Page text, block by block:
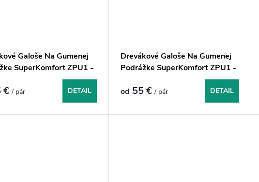
Galoše Na Gumenej
SuperKomfort ZPU1 -
€/ pár DETAIL
Drevákové Galoše Na Gumenej
Podrážke SuperKomfort ZPU1 -
od 55 €/ pár DETAIL